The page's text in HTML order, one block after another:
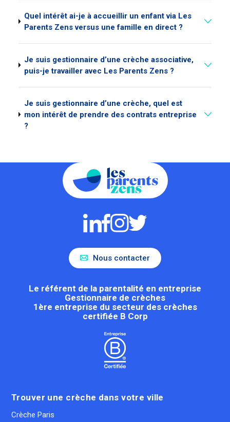
Quel intérêt ai-je à accueillir un enfant via Les
Parents Zens versus une famille en direct ?
Je suis gestionnaire d’une crèche associative,
puis-je travailler avec Les Parents Zens ?
Je suis gestionnaire d’une crèche, quel est
mon intérêt de prendre des contrats entreprise
?
Nous contacter
Le référent de la parentalité en entreprise
Gestionnaire de crèches
1ère entreprise du secteur des crèches
certifiée B Corp
Trouver une crèche dans votre ville
Crèche Paris